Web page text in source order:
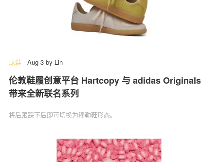
球鞋 - Aug 3 by Lin
伦敦鞋履创意平台 Hartcopy 与 adidas Originals
带来全新联名系列
将后跟踩下后即可切换为穆勒鞋形态。